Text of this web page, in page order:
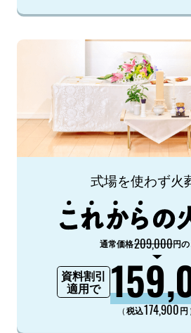
式場を使わず火
通常価格209,000円
資料割引
適用で
（税込174,900円